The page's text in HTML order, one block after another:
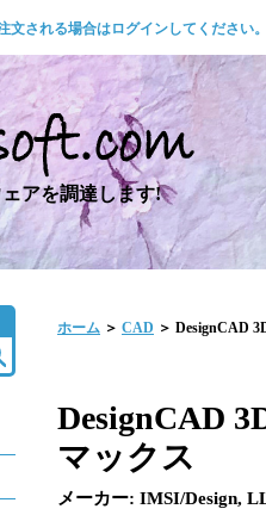
文される場合はログインしてください。
アを調達します!
ホーム ＞ CAD ＞ DesignCAD
DesignCAD
マックス
メーカー: IMSI/Design,